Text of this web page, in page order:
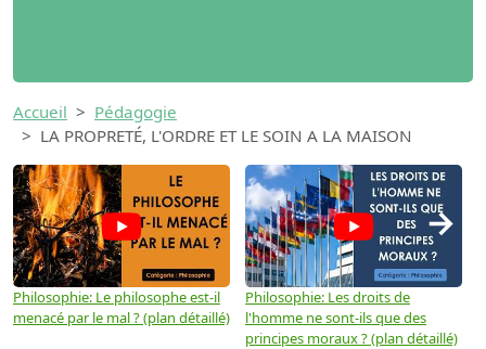
Accueil
Pédagogie
LA PROPRETÉ, L'ORDRE ET LE SOIN A LA MAISON
Philosophie: Le philosophe est-il
menacé par le mal ? (plan détaillé)
Philosophie: Les droits de
l'homme ne sont-ils que des
principes moraux ? (plan détaillé)
→